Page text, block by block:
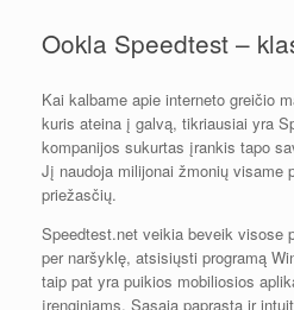
Ookla Speedtest –
Kai kalbame apie interneto greičio
kuris ateina į galvą, tikriausiai yra
kompanijos sukurtas įrankis tapo
Jį naudoja milijonai žmonių visame
priežasčių.
Speedtest.net veikia beveik visose
per naršyklę, atsisiųsti programą
taip pat yra puikios mobiliosios
įrenginiams. Sąsaja paprasta ir